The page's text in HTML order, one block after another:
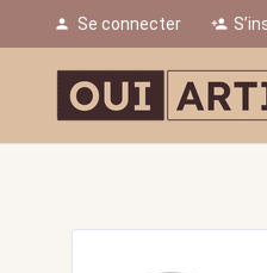
person Se connecter person_add